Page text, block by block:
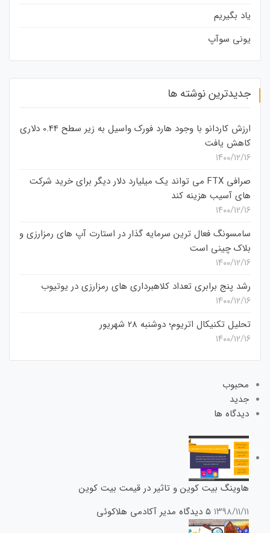
یاد بگیریم
یونی سوآپ
جدیدترین نوشته ها
ارزش کاردانو با وجود هارد فورک واسیل به زیر سطح 0.44 دلاری
کاهش یافت
۱۴۰۰/۱۲/۱۶
صرافی FTX می تواند یک میلیارد دلار دیگر برای خرید شرکت
های آسیب هزینه کند
۱۴۰۰/۱۲/۱۶
سامسونگ فعال‌ ترین سرمایه‌ گذار در استارت‌ آپ‌ های رمزارزی و
بلاک چینی است
۱۴۰۰/۱۲/۱۶
رشد پنج برابری تعداد کلاهبرداری های رمزارزی در یوتیوب
۱۴۰۰/۱۲/۱۶
تحلیل تکنیکال اتریوم؛ دوشنبه 28 شهریور
۱۴۰۰/۱۲/۱۶
محبوب
جدید
دیدگاه ها
هاوینگ بیت کوین و تاثیر در قیمت بیت کوین
۱۳۹۸/۱۱/۱۱ ۵ دیدگاه مدیر آکادمی هلاکوئی